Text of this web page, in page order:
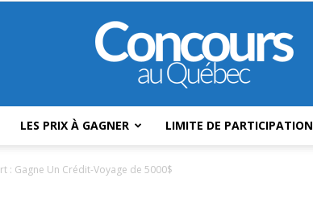
LES PRIX À GAGNER LIMITE DE PARTICIPATION
: Gagne Un Crédit-Voyage de 5000$